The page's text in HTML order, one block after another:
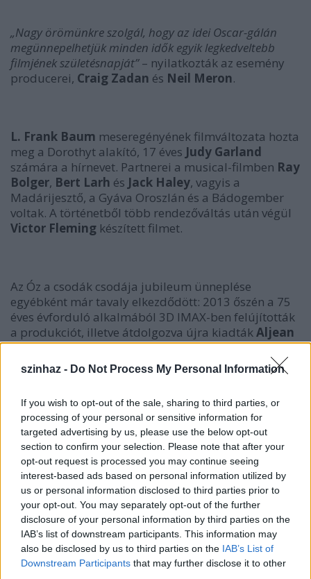
szinhaz - Do Not Process My Personal Information
If you wish to opt-out of the sale, sharing to third parties, or
processing of your personal or sensitive information for
targeted advertising by us, please use the below opt-out
section to confirm your selection. Please note that after your
opt-out request is processed you may continue seeing
interest-based ads based on personal information utilized by
us or personal information disclosed to third parties prior to
your opt-out. You may separately opt-out of the further
disclosure of your personal information by third parties on the
IAB’s list of downstream participants. This information may
also be disclosed by us to third parties on the IAB’s List of
Downstream Participants that may further disclose it to other
„Nagy örömünkre szolgál, hogy az idei Oscar-gálán
megünnepelhetjük minden idők egyik legkedveltebb
filmjének születésnapját”– nyilatkozták az esemény
producerei, Craig Zadan és Neil Meron.
L. Frank Baum meseregényének filmváltozata hozta
meg a Dorothyt alakító, 17 éves Judy Garland
számára a hírnevet. Partnerei a musical-filmben Ray
Bolger, Bert Larh és Jack Haley, vagyis a
Madárijesztő, a Gyáva Oroszlán és a Bádogember
voltak. A történetből több rendezőváltás után végül
Victor Fleming készített filmet.
Az Óz a csodák csodája jubileum ünneplése
egyébként már tavaly elkezdődött: 2013 őszén a 75
éves évforduló alkalmából 3D IMAX-ben felújították
a produkciót, illetve átdolgozva újra kiadták Aljean
HarmetzThe Making of the Wizard of Ozcímű
könyvét, amely a film születését meséli el, a
körülményes szereplőválogatástól, a jelmez- és